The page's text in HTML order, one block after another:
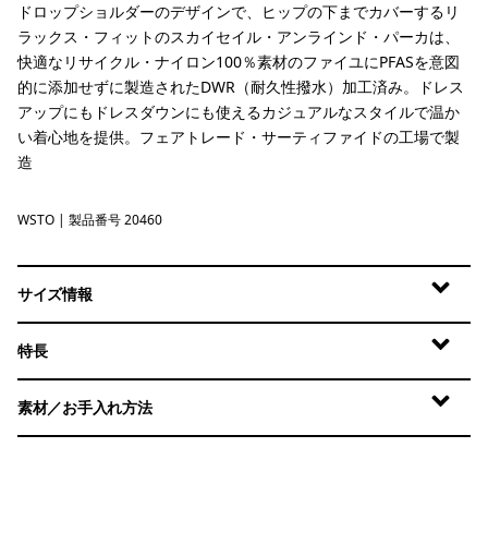
ドロップショルダーのデザインで、ヒップの下までカバーするリ
ラックス・フィットのスカイセイル・アンラインド・パーカは、
快適なリサイクル・ナイロン100％素材のファイユにPFASを意図
的に添加せずに製造されたDWR（耐久性撥水）加工済み。ドレス
アップにもドレスダウンにも使えるカジュアルなスタイルで温か
い着心地を提供。フェアトレード・サーティファイドの工場で製
造
Weathered Stone
WSTO | 製品番号 20460
サイズ情報
特長
素材／お手入れ方法